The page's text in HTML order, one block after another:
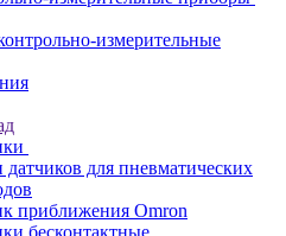
измерительные
датчиков для пневматических
приближения Omron